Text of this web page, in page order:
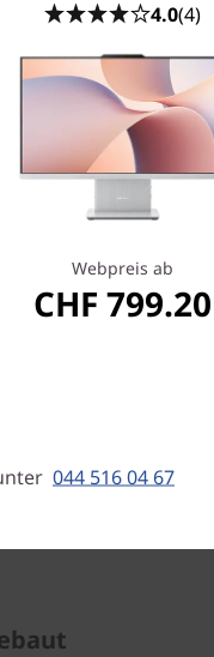
4.0(4)
Webpreis ab
CHF 799.20
044 516 04 67